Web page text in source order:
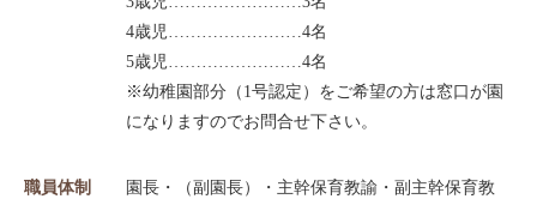
4歳児……………………4名
5歳児……………………4名
※幼稚園部分（1号認定）をご希望の方は窓口が園
になりますのでお問合せ下さい。
職員体制
園長・（副園長）・主幹保育教諭・副主幹保育教